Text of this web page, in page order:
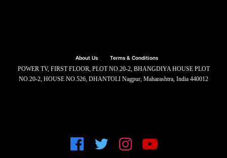
About Us Terms & Conditions
POWER TV, FIRST FLOOR, PLOT NO.20-2, BHANGDIYA HOUSE PLOT
NO.20-2, HOUSE NO.526, DHANTOLI Nagpur, Maharashtra, India 440012